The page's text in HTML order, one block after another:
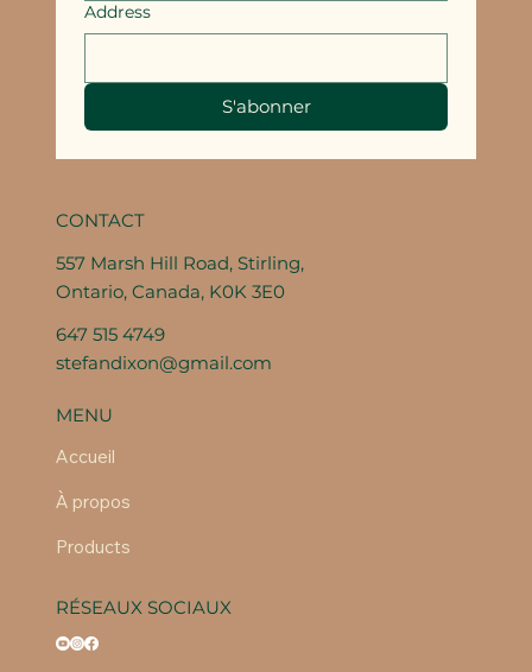
Address
S'abonner
CONTACT
557 Marsh Hill Road, Stirling,
Ontario, Canada, K0K 3E0
647 515 4749
stefandixon@gmail.com
MENU
Accueil
À propos
Products
RÉSEAUX SOCIAUX